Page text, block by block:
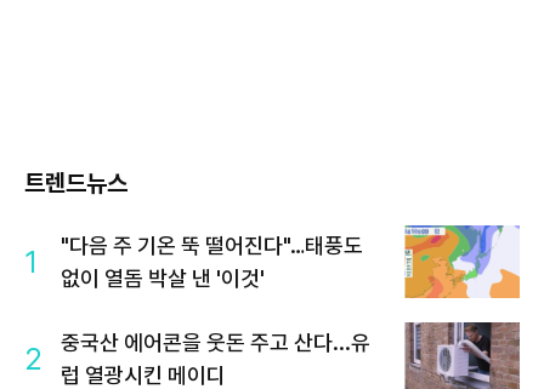
트렌드뉴스
1
"다음 주 기온 뚝 떨어진다"…태풍도
없이 열돔 박살 낸 '이것'
2
중국산 에어콘을 웃돈 주고 산다...유
럽 열광시킨 메이디